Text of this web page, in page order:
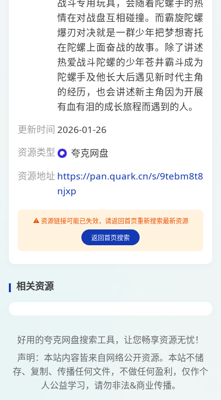
战斗专用玩具，会随着陀螺手的热
情在对战盘互相碰撞。而霸旋陀螺
爆刃对决就是一群少年把梦想寄托
在陀螺上面奋战的故事。除了讲述
热爱战斗陀螺的少年苍井霸斗成为
陀螺手及他长大后遇见新时代主角
的经历，也会讲述新主角因为开展
有血有泪的成长旅程而遇到的人。
更新时间 2026-01-26
资源类型
夸克网盘
资源地址 https://pan.quark.cn/s/9tebm8t8
njxp
⚠️ 资源链接可能已失效，请返回首页重新搜索最新资源
返回首页搜索
相关资源
好用的夸克网盘搜索工具，让您畅享资源无忧！
声明：本站内容皆来自网络公开资源。本站不储
存、复制、传播任何文件，不做任何盈利，仅作个
人公益学习，请勿非法&商业传播。